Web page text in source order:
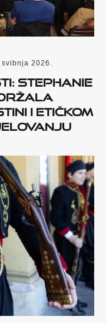
svibnja 2026.
Stephanie
i etičkom